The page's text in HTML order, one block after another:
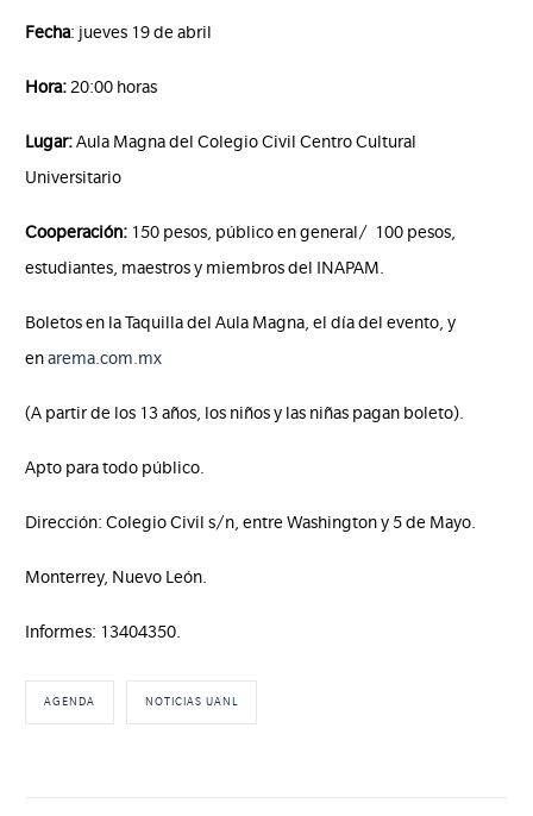
Fecha: jueves 19 de abril
Hora: 20:00 horas
Lugar:Aula Magna del Colegio Civil Centro Cultural
Universitario
Cooperación: 150 pesos, público en general/ 100 pesos,
estudiantes, maestros y miembros del INAPAM.
Boletos en la Taquilla del Aula Magna, el día del evento, y
enarema.com.mx
(A partir de los 13 años, los niños y las niñas pagan boleto).
Apto para todo público.
Dirección: Colegio Civil s/n, entre Washington y 5 de Mayo.
Monterrey, Nuevo León.
Informes: 13404350.
AGENDA NOTICIAS UANL